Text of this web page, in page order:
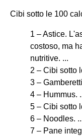
Cibi sotto le 100
1 – Astice.
costoso, ma
nutritive. ...
2 – Cibi sotto
3 –
4 – Hummus.
5 – Cibi sotto
6 – Noodles.
7 – Pane